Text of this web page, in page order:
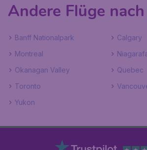
Andere Flüge
Banff Nationalpark
Calgary
Montreal
Okanagan Valley
Quebec
Toronto
Yukon